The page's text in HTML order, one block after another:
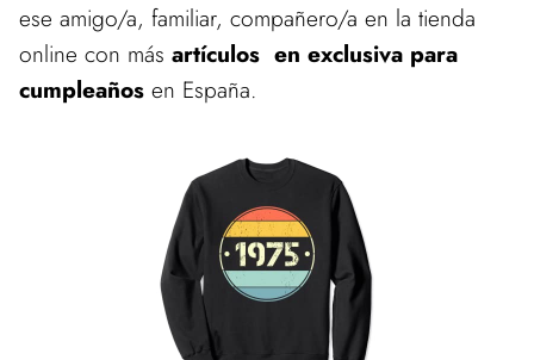
ese amigo/a, familiar, compañero/a en la tienda
online con más artículos en exclusiva para
cumpleaños en España.